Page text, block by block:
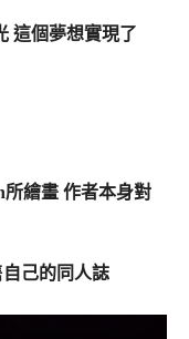
這個夢想實現了
繪畫 作者本身對
己的同人誌